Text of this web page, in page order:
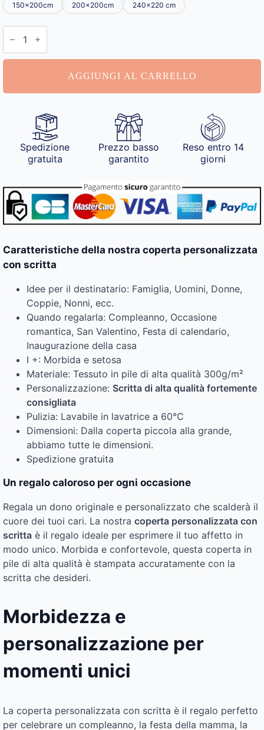
150x200cm
200x200cm 240x220 cm
Coperta
Personalizzata
Scritta
AGGIUNGI AL CARRELLO
Spedizione
gratuita
Prezzo basso
garantito
Reso entro 14
giorni
Caratteristiche della nostra coperta personalizzata
con scritta
Idee per il destinatario: Famiglia, Uomini, Donne,
Coppie, Nonni, ecc.
Quando regalarla: Compleanno, Occasione
romantica, San Valentino, Festa di calendario,
Inaugurazione della casa
I +: Morbida e setosa
Materiale: Tessuto in pile di alta qualità 300g/m²
Personalizzazione: Scritta di alta qualità fortemente
consigliata
Pulizia: Lavabile in lavatrice a 60°C
Dimensioni: Dalla coperta piccola alla grande,
abbiamo tutte le dimensioni.
Spedizione gratuita
Un regalo caloroso per ogni occasione
Regala un dono originale e personalizzato che scalderà il
cuore dei tuoi cari. La nostra coperta personalizzata con
scritta è il regalo ideale per esprimere il tuo affetto in
modo unico. Morbida e confortevole, questa coperta in
pile di alta qualità è stampata accuratamente con la
scritta che desideri.
Morbidezza e
personalizzazione per
momenti unici
La coperta personalizzata con scritta è il regalo perfetto
per celebrare un compleanno, la festa della mamma, la